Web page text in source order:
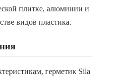
плитке, алюминии и
видов пластика.
герметик Sila